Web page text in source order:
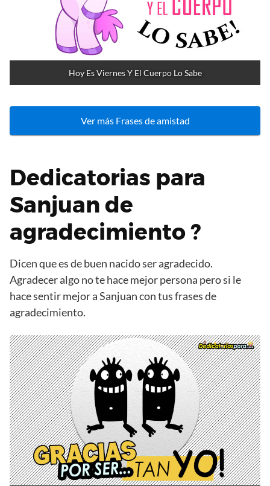
Hoy Es Viernes Y El Cuerpo Lo Sabe
Ver más Frases de amistad
Dedicatorias para
Sanjuan de
agradecimiento ?
Dicen que es de buen nacido ser agradecido.
Agradecer algo no te hace mejor persona pero si le
hace sentir mejor a Sanjuan con tus frases de
agradecimiento.